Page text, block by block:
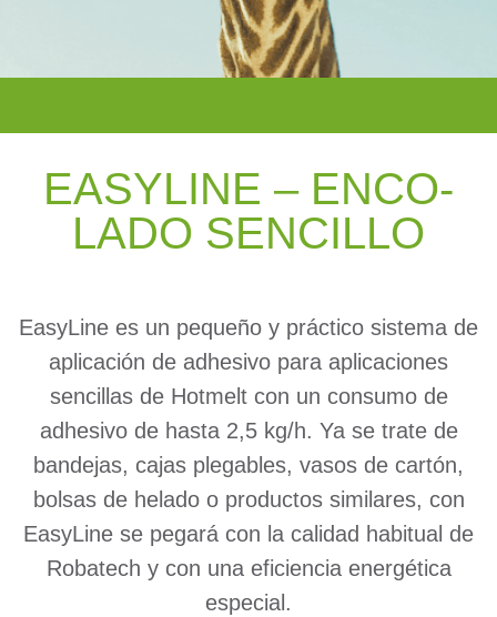
EASY­LINE – EN­CO­
LA­DO SEN­CIL­LO
EasyLine es un pequeño y práctico sistema de
aplicación de adhesivo para aplicaciones
sencillas de Hotmelt con un consumo de
adhesivo de hasta 2,5 kg/h. Ya se trate de
bandejas, cajas plegables, vasos de cartón,
bolsas de helado o productos similares, con
EasyLine se pegará con la calidad habitual de
Robatech y con una eficiencia energética
especial.